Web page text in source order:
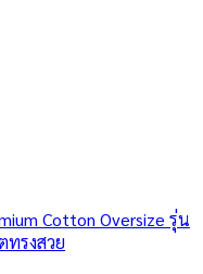
Cotton Oversize รุ่น
ทรงสวย